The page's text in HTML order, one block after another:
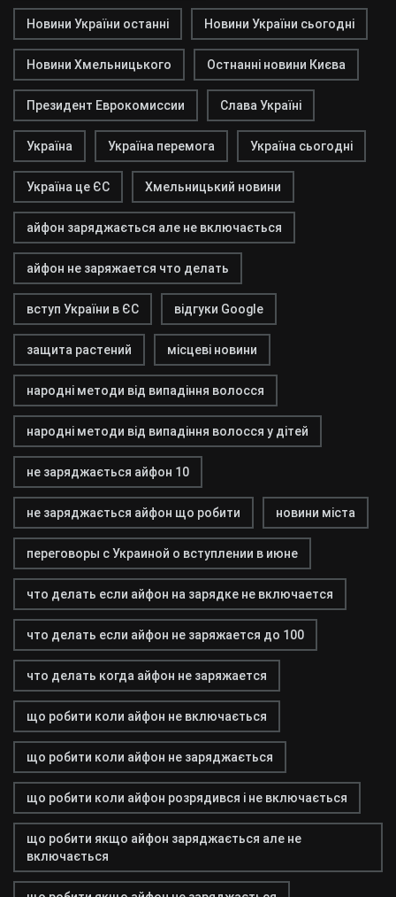
Новини України останні Новини України сьогодні
Новини Хмельницького Остнанні новини Києва
Президент Еврокомиссии Слава Україні
Україна Україна перемога Україна сьогодні
Україна це ЄС Хмельницький новини
айфон заряджається але не включається
айфон не заряжается что делать
вступ України в ЄС відгуки Google
защита растений місцеві новини
народні методи від випадіння волосся
народні методи від випадіння волосся у дітей
не заряджається айфон 10
не заряджається айфон що робити новини міста
переговоры с Украиной о вступлении в июне
что делать если айфон на зарядке не включается
что делать если айфон не заряжается до 100
что делать когда айфон не заряжается
що робити коли айфон не включається
що робити коли айфон не заряджається
що робити коли айфон розрядився і не включається
що робити якщо айфон заряджається але не
включається